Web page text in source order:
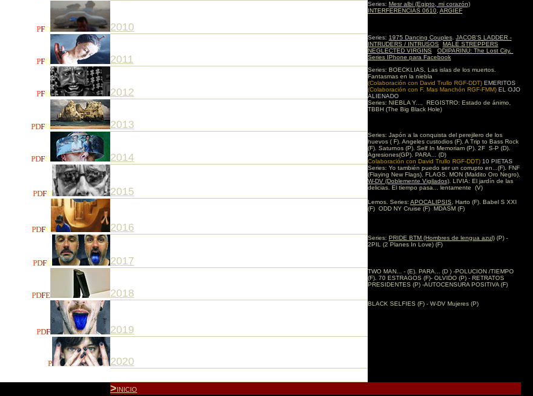
PFO 2010
Series: Mesr albi (Egipto, mi corazón)
INTERFERENCIAS 0610 ARGIEF
PFO 2011
Series: 1975 Dancing Couples JACOB'S LADDER -
INTRUDERS / INTRUSOS
MALE STREPPERS
NEGLECTED VIRGINS
ODIPARINÚ: The Lost City.
Series IPhone para Facebook
PFO 2012
Series: BOECKLIAS, Las islas de los muertos.
Fantasmas en la niebla
(Colaboración con David Trullo RGF-DDT) EMERITOS
(Colaboración con F. Mas Manchón RGF-FMM) EL OJO
ALIENADO
PDFO 2013
Series: NIEBLA Y..., REGISTRO: Estado de ánimo,
TBBH (The Big Black Hole)
PDFO 2014
Series: Japón a la conquista del perejilero de los
huevos ( F). Angeles custodios (F). A Trip to Bass Rock
(F). Saturnos (P). Self In Memoriam (P). 2F S-P (D).
Agresiones(GP). PARA... (D)
Colaboración con David Trullo RGF-DDT) 10 PIETAS
PDFO 2015
Series: Yo también puedo ser un corrupto en...(F). FNF
(Flaying New Flags). FLAGS. MON (Maldito Oro Negro).
W-DV (Doblemente Vigilados) . LIVIA: El jardín de las
delicias. El tiempo pasa... lentamente (V)
PDFO 2016
Lemos. Series: APOCALIPSIS , Harto (F). Babel S XXI
(F) ODD NY Cruise (F) MDASM (F)
PDFO 2017
Series: PRIDE BTM (Hombres de lengua azul) (P) -
2PIL (2 Planes In Love) (F)
PDFE 2018
TWO MAN... - (E). PARA... (D ) -POLUCION /TIEMPO
(F). 70 ESTRAGOS (F)- OLVIDO (P) - RETRATOS
PRESIDENTES (P) -AUTOCENSURA POSITIVA (F)
PDF 2019
BLACK SELFIES (F) - W-DV Mujeres (P)
P 2020
>INICIO